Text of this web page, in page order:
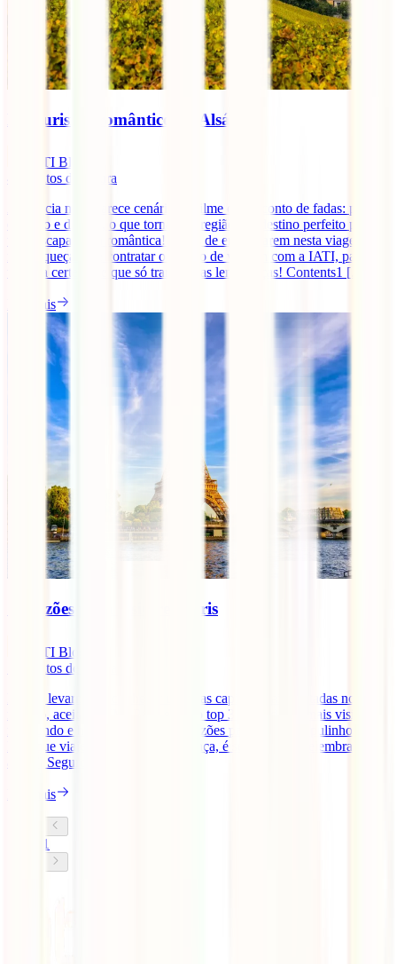
Enoturismo romântico na Alsácia
IATI Blog
minutos de leitura
A Alsácia mais parece cenário de filme ou de conto de fadas: puro
encanto e doçura, o que torna esta região um destino perfeito para
uma escapadinha romântica! Antes de embarcarem nesta viagem,
não esqueçam de contratar o seguro de viagem com a IATI, para
terem a certeza de que só trarão boas lembranças! Contents1 [...]
Ler mais
10 razões para visitares Paris
IATI Blog
minutos de leitura
E se te levarmos a conhecer uma das capitais mais visitadas no
mundo, aceitas? SIM! Paris está no top 3 das cidades mais visitadas
no mundo e hoje trazemos-te 10 razões para dares um pulinho até lá.
Para que viajes com toda a segurança, é sempre bom relembrar que
a IATI Seguros te propõe o [...]
Ler mais
1